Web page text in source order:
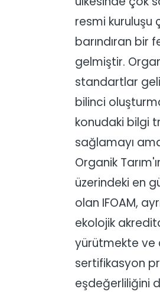
resmi kuruluşu
barındıran bir
gelmiştir.
standartlar
bilinci
konudaki bilgi
sağlamayı
Organik
üzerindeki en
olan IFOAM,
ekolojik
yürütmekte ve
sertifikasyon
eşdeğerliliğini